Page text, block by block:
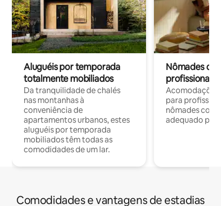
Aluguéis por temporada
totalmente mobiliados
Da tranquilidade de chalés
nas montanhas à
conveniência de
apartamentos urbanos, estes
aluguéis por temporada
mobiliados têm todas as
comodidades de um lar.
Nômades
profissionais
para
nômades com
adequado
Comodidades e vantagens de estadias